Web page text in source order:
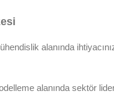
alanında
alanında sektör